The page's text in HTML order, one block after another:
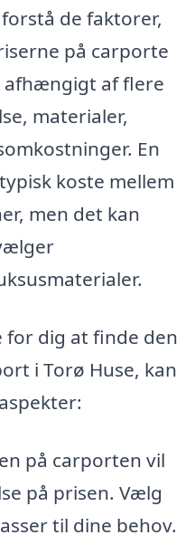
de faktorer,
på carporte
afhængigt af flere
materialer,
En
koste mellem
men det kan
dig at finde den
i Torø Huse, kan
på carporten vil
på prisen. Vælg
til dine behov.